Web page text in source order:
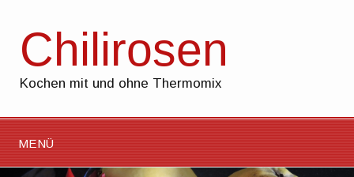
Chilirosen
Kochen mit und ohne Thermomix
MENÜ